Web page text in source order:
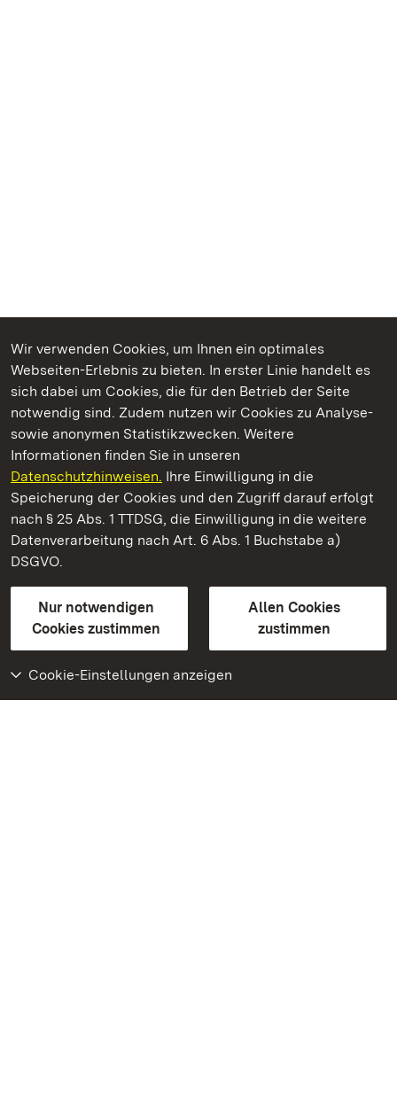
Wir verwenden Cookies, um Ihnen ein optimales
Webseiten-Erlebnis zu bieten. In erster Linie handelt es
sich dabei um Cookies, die für den Betrieb der Seite
notwendig sind. Zudem nutzen wir Cookies zu Analyse-
sowie anonymen Statistikzwecken. Weitere
Informationen finden Sie in unseren
Datenschutzhinweisen. Ihre Einwilligung in die
Speicherung der Cookies und den Zugriff darauf erfolgt
nach § 25 Abs. 1 TTDSG, die Einwilligung in die weitere
Datenverarbeitung nach Art. 6 Abs. 1 Buchstabe a)
DSGVO.
Nur notwendigen
Cookies zustimmen
Allen Cookies
zustimmen
Cookie-Einstellungen anzeigen
Kommen. Staunen. Genießen.
Schloss und Schlossgarten Schwetzingen
Staatliche Schlösser und Gärten Baden-Württemberg
Kontakt
GebärdenspracheLeichte Sprache
Erklärung zur Barrierefreiheit
BITV-konform (geprüfte Seiten)
Weiteres